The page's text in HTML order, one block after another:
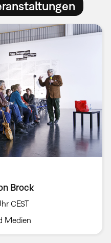
Brock
CEST
Medien